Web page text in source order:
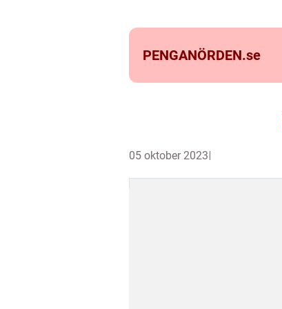
PENGANÖRDEN.se
05 oktober 2023